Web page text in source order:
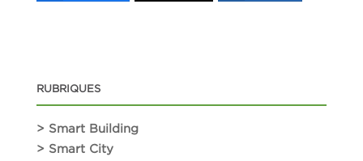
RUBRIQUES
> Smart Building
> Smart City